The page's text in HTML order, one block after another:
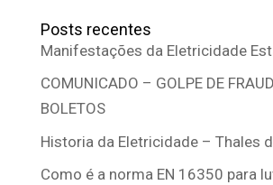
Posts recentes
Manifestações da Eletricidade
COMUNICADO – GOLPE DE
BOLETOS
Historia da Eletricidade – Thales
Como é a norma EN 16350 para